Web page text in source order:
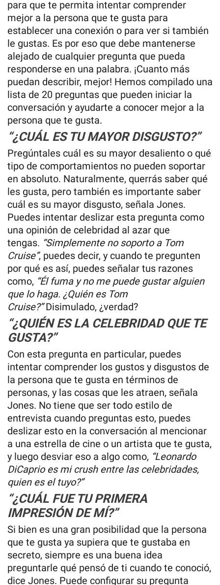
para que te permita intentar comprender
mejor a la persona que te gusta para
establecer una conexión o para ver si también
le gustas. Es por eso que debe mantenerse
alejado de cualquier pregunta que pueda
responderse en una palabra. ¡Cuanto más
puedan describir, mejor! Hemos compilado una
lista de 20 preguntas que pueden iniciar la
conversación y ayudarte a conocer mejor a la
persona que te gusta.
“¿CUÁL ES TU MAYOR DISGUSTO?”
Pregúntales cuál es su mayor desaliento o qué
tipo de comportamientos no pueden soportar
en absoluto. Naturalmente, querrás saber qué
les gusta, pero también es importante saber
cuál es su mayor disgusto, señala Jones.
Puedes intentar deslizar esta pregunta como
una opinión de celebridad al azar que
tengas. “Simplemente no soporto a Tom
Cruise”, puedes decir, y cuando te pregunten
por qué es así, puedes señalar tus razones
como, “Él fuma y no me puede gustar alguien
que lo haga. ¿Quién es Tom
Cruise?”Disimulado, ¿verdad?
“¿QUIÉN ES LA CELEBRIDAD QUE TE
GUSTA?”
Con esta pregunta en particular, puedes
intentar comprender los gustos y disgustos de
la persona que te gusta en términos de
personas, y las cosas que les atraen, señala
Jones. No tiene que ser todo estilo de
entrevista cuando preguntas esto, puedes
deslizar esto en la conversación al mencionar
a una estrella de cine o un artista que te gusta,
y luego desviar eso a algo como, “Leonardo
DiCaprio es mi crush entre las celebridades,
quien es el tuyo?”
“¿CUÁL FUE TU PRIMERA
IMPRESIÓN DE MÍ?”
Si bien es una gran posibilidad que la persona
que te gusta ya supiera que te gustaba en
secreto, siempre es una buena idea
preguntarle qué pensó de ti cuando te conoció,
dice Jones. Puede configurar su pregunta